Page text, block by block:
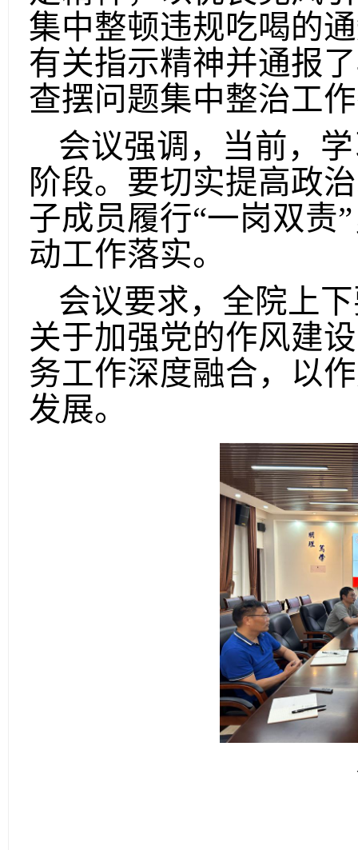
集中整顿违规吃喝的
有关指示精神并通报
查摆问题集中整治工
会议强调，当前，
阶段。要切实提高政
子成员履行“一岗双责
动工作落实。
会议要求，全院上
关于加强党的作风建
务工作深度融合，以
发展。